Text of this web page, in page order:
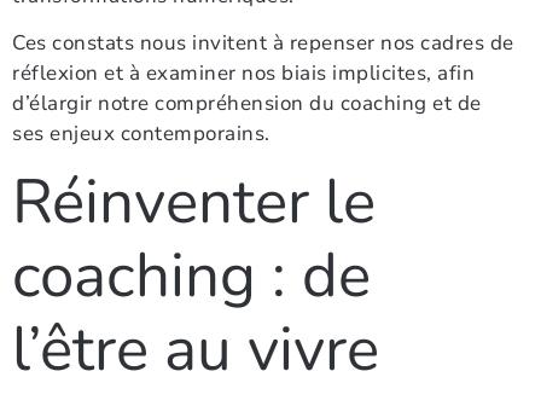
Ces constats nous invitent à repenser nos cadres de
réflexion et à examiner nos biais implicites, afin
d’élargir notre compréhension du coaching et de
ses enjeux contemporains.
Réinventer le
coaching : de
l’être au vivre